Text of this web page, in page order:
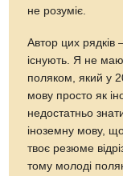
не розуміє.
Автор цих рядків
існують. Я не маю
поляком, який у
мову просто як
недостатньо
іноземну мову,
твоє резюме
тому молоді